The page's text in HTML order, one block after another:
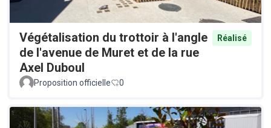
Végétalisation du trottoir à l'angle
de l'avenue de Muret et de la rue
Axel Duboul
Réalisé
Proposition officielle 0